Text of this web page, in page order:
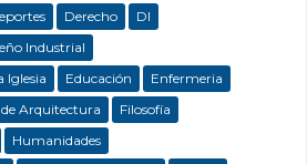
Derecho
DI
Industrial
Iglesia
Educación
Enfermeria
Arquitectura
Filosofía
Humanidades